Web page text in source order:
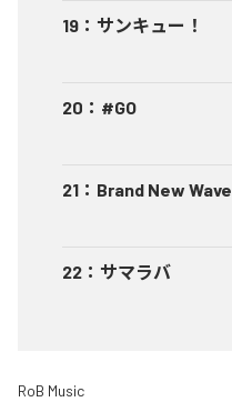
19 ： サンキュー！
20 ： #GO
21 ： Brand New Wave
22 ： サマラバ
RoB Music